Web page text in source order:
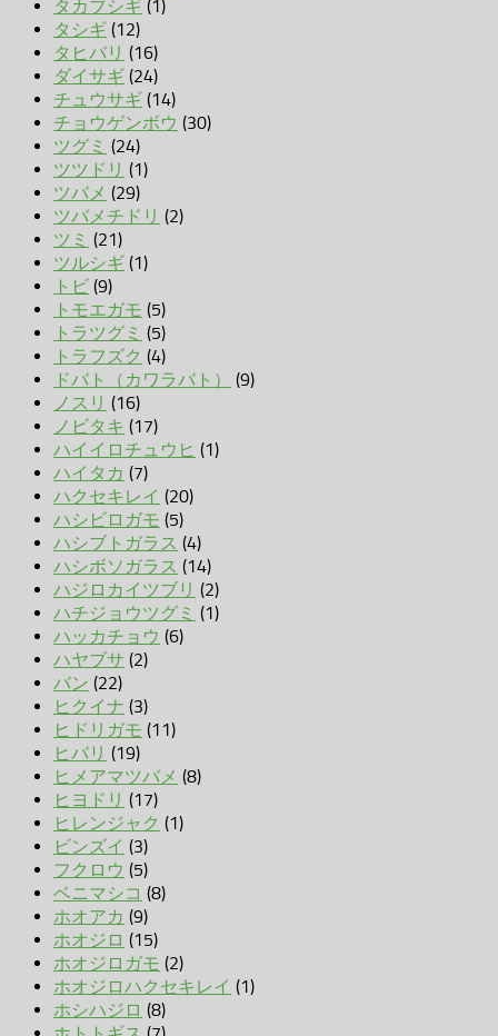
タカブシギ (1)
タシギ (12)
タヒバリ (16)
ダイサギ (24)
チュウサギ (14)
チョウゲンボウ (30)
ツグミ (24)
ツツドリ (1)
ツバメ (29)
ツバメチドリ (2)
ツミ (21)
ツルシギ (1)
トビ (9)
トモエガモ (5)
トラツグミ (5)
トラフズク (4)
ドバト（カワラバト）
(9)
ノスリ (16)
ノビタキ (17)
ハイイロチュウヒ (1)
ハイタカ (7)
ハクセキレイ (20)
ハシビロガモ (5)
ハシブトガラス (4)
ハシボソガラス (14)
ハジロカイツブリ (2)
ハチジョウツグミ (1)
ハッカチョウ (6)
ハヤブサ (2)
バン (22)
ヒクイナ (3)
ヒドリガモ (11)
ヒバリ (19)
ヒメアマツバメ (8)
ヒヨドリ (17)
ヒレンジャク (1)
ビンズイ (3)
フクロウ (5)
ベニマシコ (8)
ホオアカ (9)
ホオジロ (15)
ホオジロガモ (2)
ホオジロハクセキレイ (1)
ホシハジロ (8)